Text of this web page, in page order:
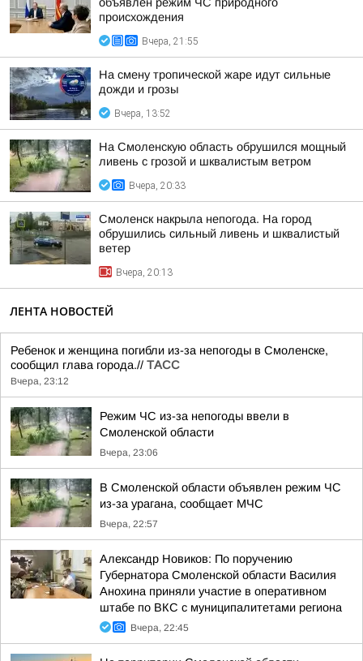
происхождения
Вчера, 21:55
На смену тропической жаре идут сильные
дожди и грозы
Вчера, 13:52
На Смоленскую область обрушился мощный
ливень с грозой и шквалистым ветром
Вчера, 20:33
Смоленск накрыла непогода. На город
обрушились сильный ливень и шквалистый
ветер
Вчера, 20:13
ЛЕНТА НОВОСТЕЙ
Ребенок и женщина погибли из-за непогоды в Смоленске,
сообщил глава города.// ТАСС
Вчера, 23:12
Режим ЧС из-за непогоды ввели в
Смоленской области
Вчера, 23:06
В Смоленской области объявлен режим ЧС
из-за урагана, сообщает МЧС
Вчера, 22:57
Александр Новиков: По поручению
Губернатора Смоленской области Василия
Анохина приняли участие в оперативном
штабе по ВКС с муниципалитетами региона
Вчера, 22:45